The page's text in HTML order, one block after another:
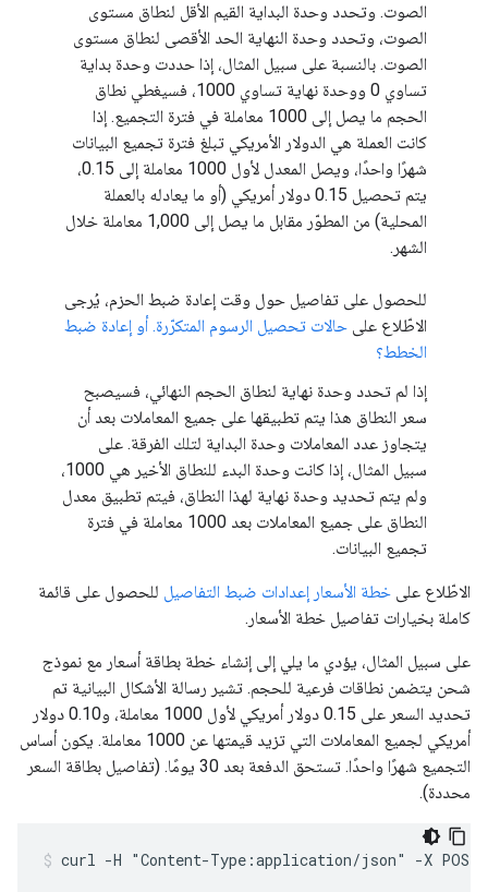
الصوت. وتحدد وحدة البداية القيم الأقل لنطاق مستوى
الصوت، وتحدد وحدة النهاية الحد الأقصى لنطاق مستوى
الصوت. بالنسبة على سبيل المثال، إذا حددت وحدة بداية
تساوي 0 ووحدة نهاية تساوي 1000، فسيغطي نطاق
الحجم ما يصل إلى 1000 معاملة في فترة التجميع. إذا
كانت العملة هي الدولار الأمريكي تبلغ فترة تجميع البيانات
شهرًا واحدًا، ويصل المعدل لأول 1000 معاملة إلى 0.15،
يتم تحصيل 0.15 دولار أمريكي (أو ما يعادله بالعملة
المحلية) من المطوّر مقابل ما يصل إلى 1,000 معاملة خلال
الشهر.
للحصول على تفاصيل حول وقت إعادة ضبط الحزم، يُرجى
الاطّلاع على حالات تحصيل الرسوم المتكرّرة. أو إعادة ضبط
الخطط؟
إذا لم تحدد وحدة نهاية لنطاق الحجم النهائي، فسيصبح
سعر النطاق هذا يتم تطبيقها على جميع المعاملات بعد أن
يتجاوز عدد المعاملات وحدة البداية لتلك الفرقة. على
سبيل المثال، إذا كانت وحدة البدء للنطاق الأخير هي 1000،
ولم يتم تحديد وحدة نهاية لهذا النطاق، فيتم تطبيق معدل
النطاق على جميع المعاملات بعد 1000 معاملة في فترة
تجميع البيانات.
الاطّلاع على خطة الأسعار إعدادات ضبط التفاصيل للحصول على قائمة
كاملة بخيارات تفاصيل خطة الأسعار.
على سبيل المثال، يؤدي ما يلي إلى إنشاء خطة بطاقة أسعار مع نموذج
شحن يتضمن نطاقات فرعية للحجم. تشير رسالة الأشكال البيانية تم
تحديد السعر على 0.15 دولار أمريكي لأول 1000 معاملة، و0.10 دولار
أمريكي لجميع المعاملات التي تزيد قيمتها عن 1000 معاملة. يكون أساس
التجميع شهرًا واحدًا. تستحق الدفعة بعد 30 يومًا. (تفاصيل بطاقة السعر
محددة).
curl -H "Content-Type:application/json" -X